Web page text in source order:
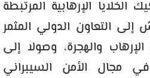
الإرهابية المرتبطة
إلى التعاون الدولي المثمر
والهجرة، وصولا إلى
مجال الأمن السيبراني